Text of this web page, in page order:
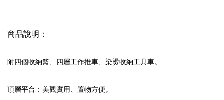
商品說明：
附四個收納籃、四層工作推車、染燙收納工具車。
頂層平台：美觀實用、置物方便。